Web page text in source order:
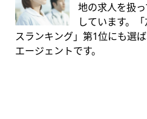
地の求人を扱
しています。
スランキング」第1位にも選
エージェントです。